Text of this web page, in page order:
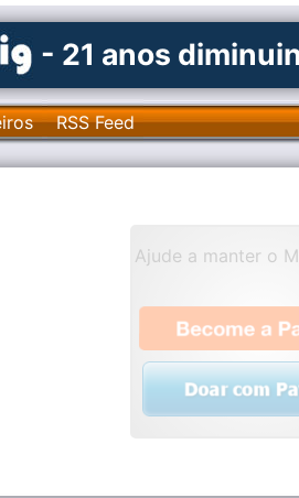
- 21 anos
RSS Feed
Ajude a manter o